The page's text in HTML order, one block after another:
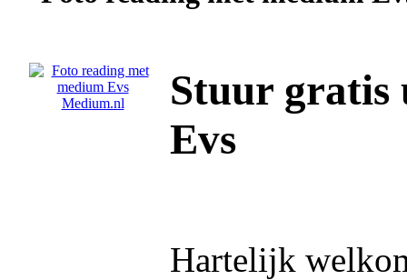
Stuur gratis
Evs
Hartelijk